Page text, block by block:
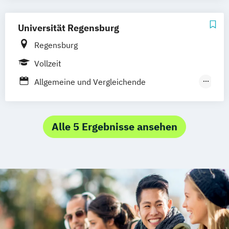
Universität Regensburg
Regensburg
Vollzeit
Allgemeine und Vergleichende
Historische Musikwissenschaft
Kunstgeschichte Lehramt Kunst
Medienpädagogik (Lehramtserweiterung)
Medienwissenschaft Musikwissenschaft
Alle 5 Ergebnisse ansehen